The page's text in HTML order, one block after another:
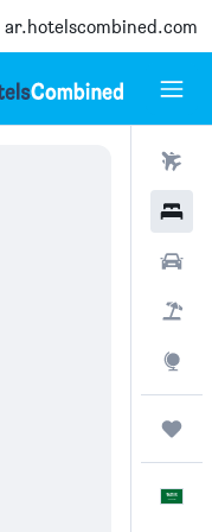
ar.hotelscombined.com